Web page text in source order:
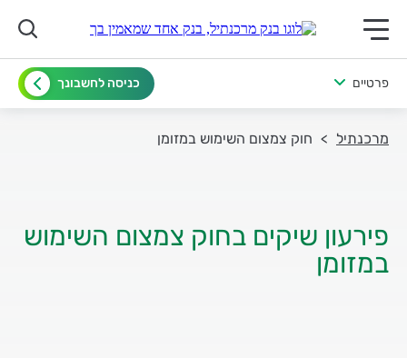
תפריט ראשי לנייד
פרטיים כניסה לחשבונך
מרכנתיל חוק צמצום השימוש במזומן
פירעון שיקים בחוק צמצום השימוש